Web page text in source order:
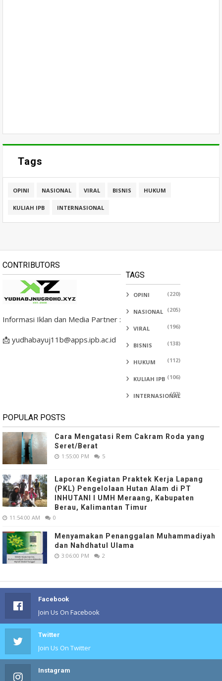
Tags
OPINI NASIONAL VIRAL BISNIS HUKUM
KULIAH IPB INTERNASIONAL
CONTRIBUTORS
Informasi Iklan dan Media Partner :
📩 yudhabayuj11b@apps.ipb.ac.id
TAGS
OPINI (220)
NASIONAL (205)
VIRAL (196)
BISNIS (138)
HUKUM (112)
KULIAH IPB (106)
INTERNASIONAL
(92)
POPULAR POSTS
Cara Mengatasi Rem Cakram Roda yang
Seret/Berat
1:55:00 PM 5
Laporan Kegiatan Praktek Kerja Lapang
(PKL) Pengelolaan Hutan Alam di PT
INHUTANI I UMH Meraang, Kabupaten
Berau, Kalimantan Timur
11:54:00 AM 0
Menyamakan Penanggalan Muhammadiyah
dan Nahdhatul Ulama
3:06:00 PM 2
Facebook
Join Us On Facebook
Twitter
Join Us On Twitter
Instagram